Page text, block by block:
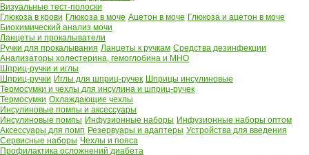
Визуальные тест-полоски
Глюкоза в крови Глюкоза в моче Ацетон в моче Глюкоза и ацетон в моче
Биохимический анализ мочи
Ланцеты и прокалыватели
Ручки для прокалывания Ланцеты к ручкам Средства дезинфекции
Анализаторы холестерина, гемоглобина и МНО
Шприц-ручки и иглы
Шприц-ручки Иглы для шприц-ручек Шприцы инсулиновые
Термосумки и чехлы для инсулина и шприц-ручек
Термосумки Охлаждающие чехлы
Инсулиновые помпы и аксессуары
Инсулиновые помпы Инфузионные наборы Инфузионные наборы оптом
Аксессуары для помп Резервуары и адаптеры Устройства для введения
Сервисные наборы Чехлы и пояса
Профилактика осложнений диабета